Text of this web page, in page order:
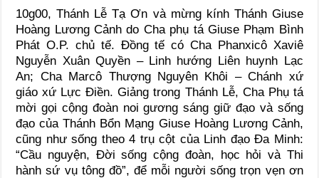
10g00, Thánh Lễ Tạ Ơn và mừng kính Thánh Giuse
Hoàng Lương Cảnh do Cha phụ tá Giuse Phạm Bình
Phát O.P. chủ tế. Đồng tế có Cha Phanxicô Xaviê
Nguyễn Xuân Quyền – Linh hướng Liên huynh Lạc
An; Cha Marcô Thượng Nguyên Khôi – Chánh xứ
giáo xứ Lực Điền. Giảng trong Thánh Lễ, Cha Phụ tá
mời gọi cộng đoàn noi gương sáng giữ đạo và sống
đạo của Thánh Bổn Mạng Giuse Hoàng Lương Cảnh,
cũng như sống theo 4 trụ cột của Linh đạo Đa Minh:
“Cầu nguyện, Đời sống cộng đoàn, học hỏi và Thi
hành sứ vụ tông đồ”, để mỗi người sống trọn vẹn ơn